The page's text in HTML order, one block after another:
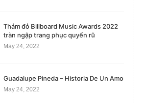
Thảm đỏ Billboard Music Awards 2022
tràn ngập trang phục quyến rũ
May 24, 2022
Guadalupe Pineda – Historia De Un Amo
May 24, 2022